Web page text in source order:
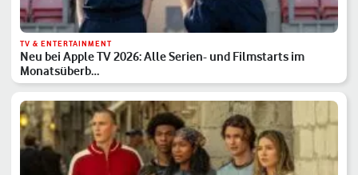
TV & ENTERTAINMENT
Neu bei Apple TV 2026: Alle Serien- und Filmstarts im
Monatsüberb…